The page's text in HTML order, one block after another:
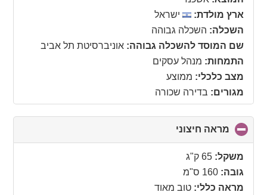
ארץ מולדת:
ישראל
השכלה: השכלה גבוהה
שם המוסד להשכלה גבוהה: אוניברסיטת תל אביב
התמחות: מנהל עסקים
מצב כלכלי: ממוצע
מגורים: בדירה שכורה
מראה חיצוני
to
משקל: 65 ק"ג
גובה: 160 ס"מ
מראה כללי: טוב מאוד